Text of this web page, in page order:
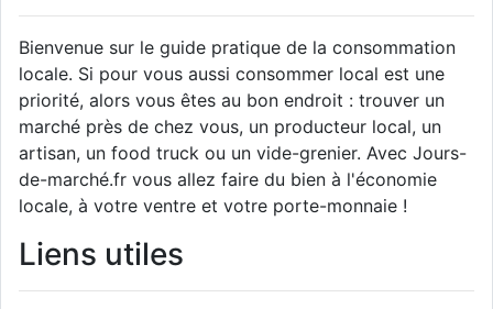
Bienvenue sur le guide pratique de la consommation
locale. Si pour vous aussi consommer local est une
priorité, alors vous êtes au bon endroit : trouver un
marché près de chez vous, un producteur local, un
artisan, un food truck ou un vide-grenier. Avec Jours-
de-marché.fr vous allez faire du bien à l'économie
locale, à votre ventre et votre porte-monnaie !
Liens utiles